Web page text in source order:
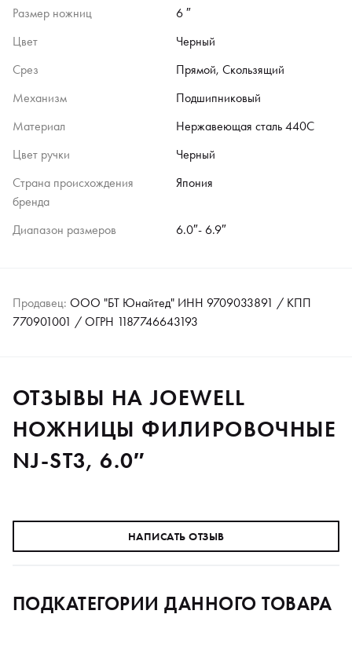
Размер ножниц
6 ″
Цвет
Черный
Срез
Прямой, Скользящий
Механизм
Подшипниковый
Материал
Нержавеющая сталь 440C
Цвет ручки
Черный
Страна происхождения
бренда
Япония
Диапазон размеров 6.0″- 6.9″
Продавец: ООО "БТ Юнайтед" ИНН 9709033891 / КПП
770901001 / ОГРН 1187746643193
ОТЗЫВЫ НА JOEWELL
НОЖНИЦЫ ФИЛИРОВОЧНЫЕ
NJ-ST3, 6.0″
НАПИСАТЬ ОТЗЫВ
ПОДКАТЕГОРИИ ДАННОГО ТОВАРА